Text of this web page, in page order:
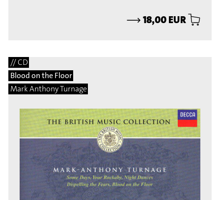
⟶18,00 EUR
// CD
Blood on the Floor
Mark Anthony Turnage